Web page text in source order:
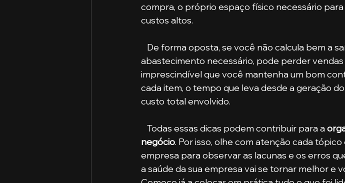
compra, o próprio espaço físico necessário
custos altos.
abastecimento necessário, pode perder vendas
imprescindível que você mantenha um bom
cada item, o tempo que leva desde a geração
custo total envolvido.
   Todas essas dicas podem contribuir para a
negócio. Por isso, olhe com atenção cada
empresa para observar as lacunas e os erros
a saúde da sua empresa vai se tornar melhor e